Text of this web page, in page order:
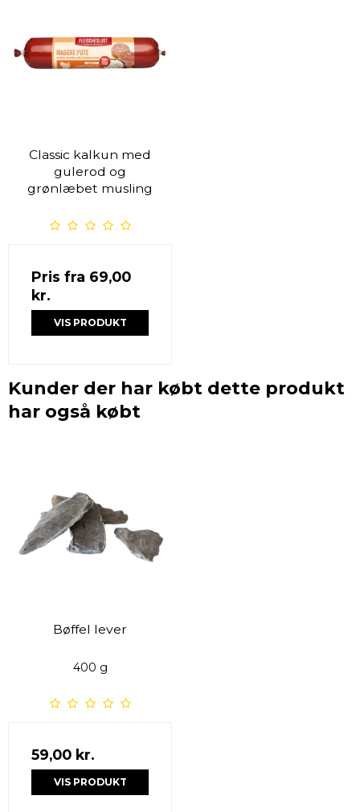
Classic kalkun med
gulerod og
grønlæbet musling
Pris fra 69,00
kr.
VIS PRODUKT
Kunder der har købt dette produkt
har også købt
Bøffel lever
400 g
59,00 kr.
VIS PRODUKT